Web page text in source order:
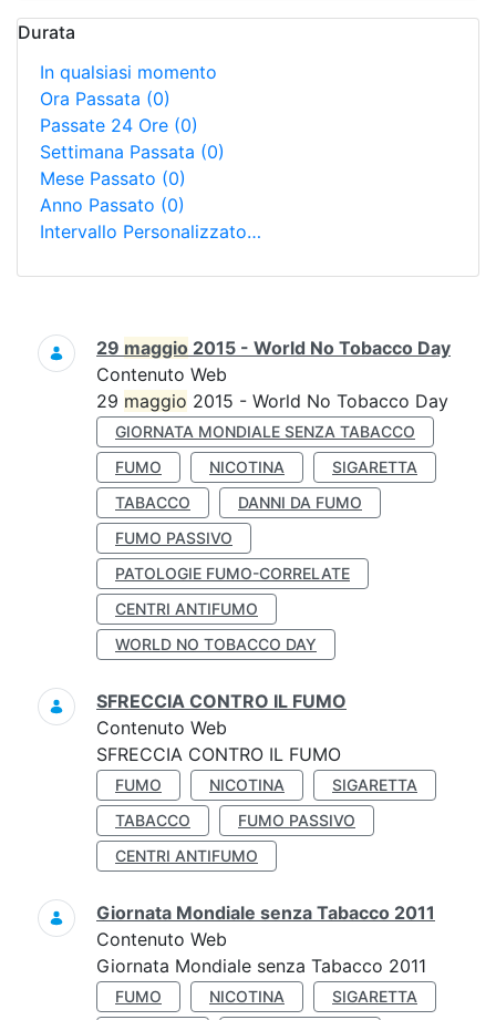
Durata
In qualsiasi momento
Ora Passata (0)
Passate 24 Ore (0)
Settimana Passata (0)
Mese Passato (0)
Anno Passato (0)
Intervallo Personalizzato…
Ricerca
29 maggio 2015 - World No Tobacco Day
Contenuto Web
29 maggio 2015 - World No Tobacco Day
GIORNATA MONDIALE SENZA TABACCO
FUMO
NICOTINA
SIGARETTA
TABACCO
DANNI DA FUMO
FUMO PASSIVO
PATOLOGIE FUMO-CORRELATE
CENTRI ANTIFUMO
WORLD NO TOBACCO DAY
SFRECCIA CONTRO IL FUMO
Contenuto Web
SFRECCIA CONTRO IL FUMO
FUMO NICOTINA
SIGARETTA
TABACCO
FUMO PASSIVO
CENTRI ANTIFUMO
Giornata Mondiale senza Tabacco 2011
Contenuto Web
Giornata Mondiale senza Tabacco 2011
FUMO NICOTINA SIGARETTA